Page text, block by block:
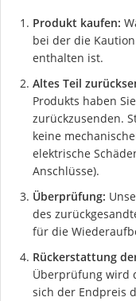
Produkt kaufen:
bei der die
enthalten ist.
Altes Teil
Produkts haben
zurückzusenden.
keine
elektrische
Anschlüsse).
Überprüfung:
des
für die
Rückerstattung
Überprüfung wird
sich der Endpreis